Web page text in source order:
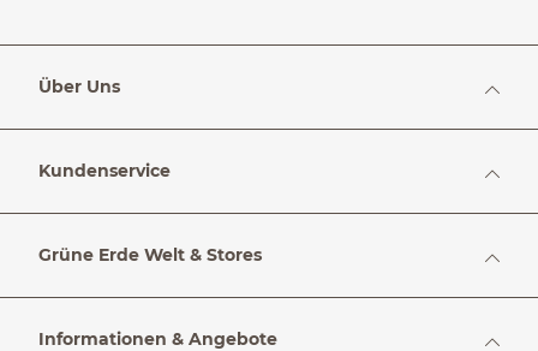
Über Uns
Kundenservice
Grüne Erde Welt & Stores
Informationen & Angebote